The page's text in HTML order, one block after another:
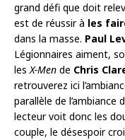
grand défi que doit
est de réussir à les
dans la masse. Paul
Légionnaires aiment,
lesX-Men de Chris
retrouverez ici
parallèle de l’ambiance
lecteur voit donc les
couple, le désespoir